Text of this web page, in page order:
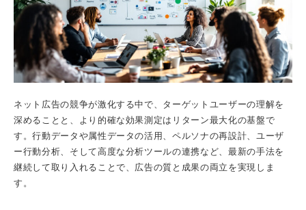
ネット広告の競争が激化する中で、ターゲットユーザーの理解を
深めることと、より的確な効果測定はリターン最大化の基盤で
す。行動データや属性データの活用、ペルソナの再設計、ユーザ
ー行動分析、そして高度な分析ツールの連携など、最新の手法を
継続して取り入れることで、広告の質と成果の両立を実現しま
す。